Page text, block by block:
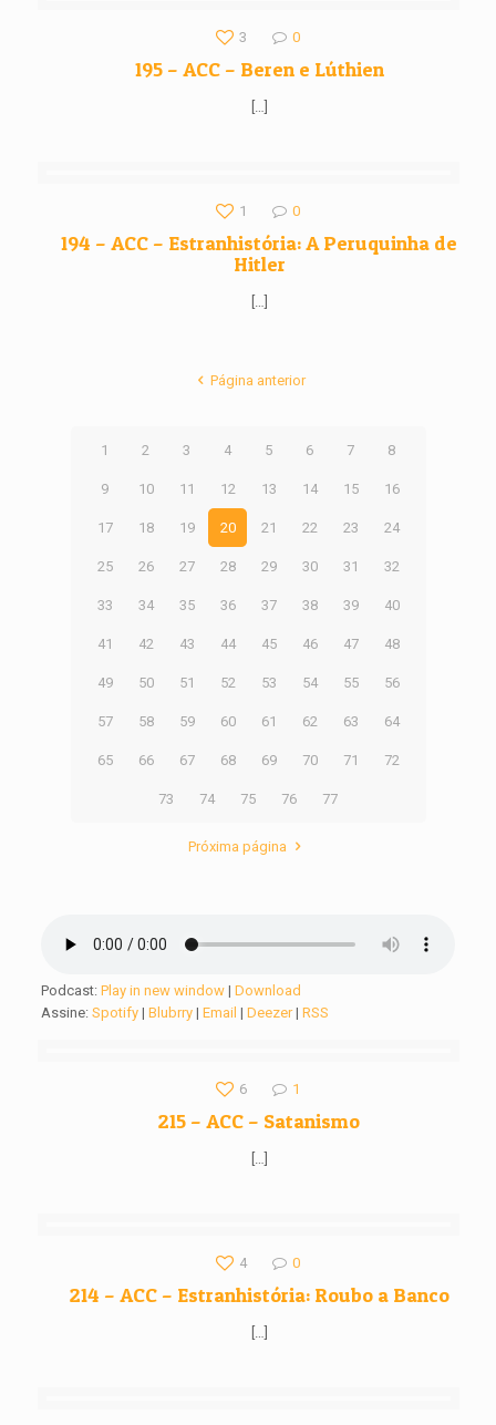
3 0
195 – ACC – Beren e Lúthien
[…]
1 0
194 – ACC – Estranhistória: A Peruquinha de
Hitler
[…]
Página anterior
1 2 3 4 5 6 7 8
9 10 11 12 13 14 15 16
17 18 19 20 21 22 23 24
25 26 27 28 29 30 31 32
33 34 35 36 37 38 39 40
41 42 43 44 45 46 47 48
49 50 51 52 53 54 55 56
57 58 59 60 61 62 63 64
65 66 67 68 69 70 71 72
73 74 75 76 77
Próxima página
Podcast:Play in new window |Download
Assine:Spotify |Blubrry |Email |Deezer|RSS
6 1
215 – ACC – Satanismo
[…]
4 0
214 – ACC – Estranhistória: Roubo a Banco
[…]